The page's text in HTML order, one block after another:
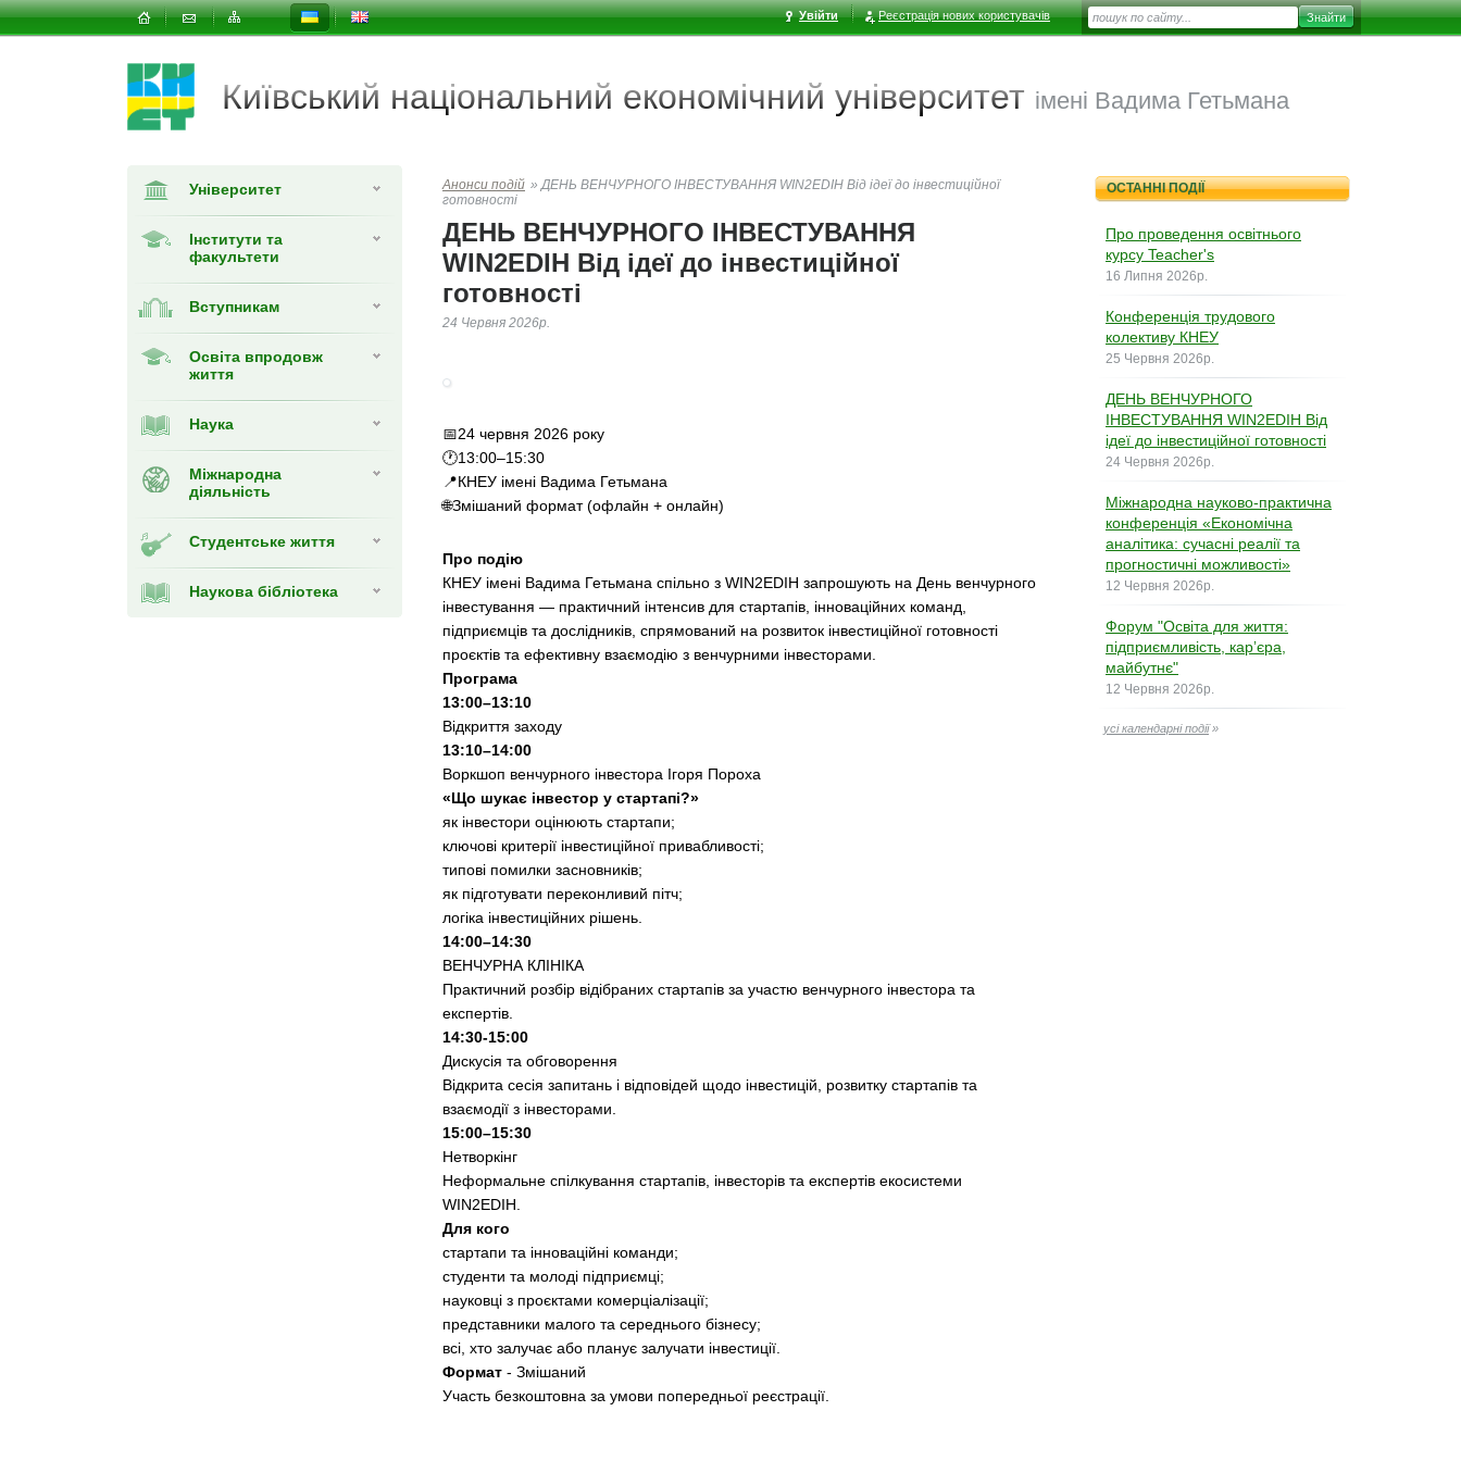
Увійти Реєстрація нових користувачів
Київський національний економічний університет імені Вадима Гетьмана
Університет
Інститути та
факультети
Вступникам
Освіта впродовж
життя
Наука
Міжнародна
діяльність
Студентське життя
Наукова бібліотека
Анонси подій » ДЕНЬ ВЕНЧУРНОГО ІНВЕСТУВАННЯ WIN2EDIH Від ідеї до інвестиційної
готовності
ДЕНЬ ВЕНЧУРНОГО ІНВЕСТУВАННЯ
WIN2EDIH Від ідеї до інвестиційної
готовності
24 Червня 2026р.
📅24 червня 2026 року
🕐13:00–15:30
📍КНЕУ імені Вадима Гетьмана
🌐Змішаний формат (офлайн + онлайн)
Про подію
КНЕУ імені Вадима Гетьмана спільно з WIN2EDIH запрошують на День венчурного
інвестування — практичний інтенсив для стартапів, інноваційних команд,
підприємців та дослідників, спрямований на розвиток інвестиційної готовності
проєктів та ефективну взаємодію з венчурними інвесторами.
Програма
13:00–13:10
Відкриття заходу
13:10–14:00
Воркшоп венчурного інвестора Ігоря Пороха
«Що шукає інвестор у стартапі?»
як інвестори оцінюють стартапи;
ключові критерії інвестиційної привабливості;
типові помилки засновників;
як підготувати переконливий пітч;
логіка інвестиційних рішень.
14:00–14:30
ВЕНЧУРНА КЛІНІКА
Практичний розбір відібраних стартапів за участю венчурного інвестора та
експертів.
14:30-15:00
Дискусія та обговорення
Відкрита сесія запитань і відповідей щодо інвестицій, розвитку стартапів та
взаємодії з інвесторами.
15:00–15:30
Нетворкінг
Неформальне спілкування стартапів, інвесторів та експертів екосистеми
WIN2EDIH.
Для кого
стартапи та інноваційні команди;
студенти та молоді підприємці;
науковці з проєктами комерціалізації;
представники малого та середнього бізнесу;
всі, хто залучає або планує залучати інвестиції.
Формат - Змішаний
Участь безкоштовна за умови попередньої реєстрації.
ОСТАННІ ПОДІЇ
Про проведення освітнього
курсу Teacher's
16 Липня 2026р.
Конференція трудового
колективу КНЕУ
25 Червня 2026р.
ДЕНЬ ВЕНЧУРНОГО
ІНВЕСТУВАННЯ WIN2EDIH Від
ідеї до інвестиційної готовності
24 Червня 2026р.
Міжнародна науково-практична
конференція «Економічна
аналітика: сучасні реалії та
прогностичні можливості»
12 Червня 2026р.
Форум "Освіта для життя:
підприємливість, карʼєра,
майбутнє"
12 Червня 2026р.
усі календарні події»